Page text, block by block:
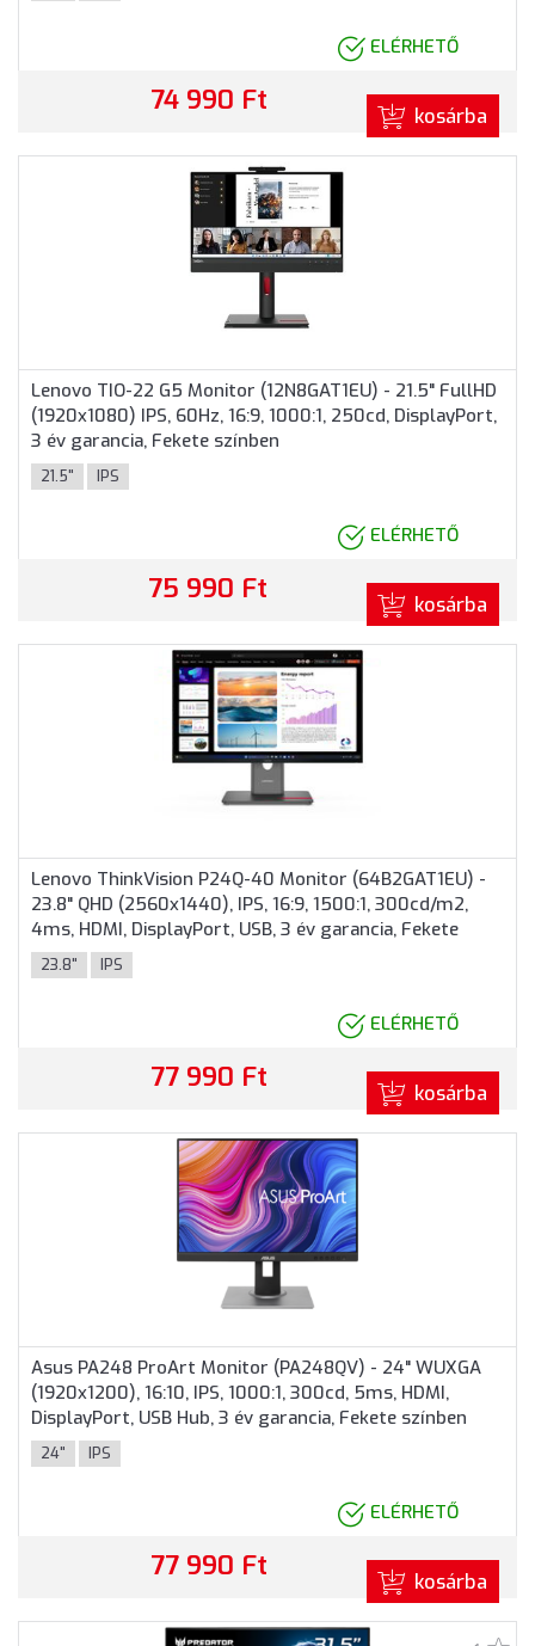
ELÉRHETŐ
74 990 Ft kosárba
Lenovo TIO-22 G5 Monitor (12N8GAT1EU) - 21.5" FullHD
(1920x1080) IPS, 60Hz, 16:9, 1000:1, 250cd, DisplayPort,
3 év garancia, Fekete színben
21.5" IPS
ELÉRHETŐ
75 990 Ft kosárba
Lenovo ThinkVision P24Q-40 Monitor (64B2GAT1EU) -
23.8" QHD (2560x1440), IPS, 16:9, 1500:1, 300cd/m2,
4ms, HDMI, DisplayPort, USB, 3 év garancia, Fekete
színben
23.8" IPS
ELÉRHETŐ
77 990 Ft kosárba
Asus PA248 ProArt Monitor (PA248QV) - 24" WUXGA
(1920x1200), 16:10, IPS, 1000:1, 300cd, 5ms, HDMI,
DisplayPort, USB Hub, 3 év garancia, Fekete színben
24" IPS
ELÉRHETŐ
77 990 Ft kosárba